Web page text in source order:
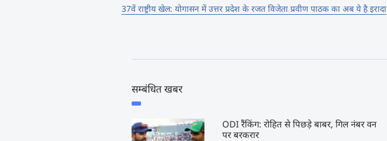
37वें राष्ट्रीय खेल: योगासन में उत्तर प्रदेश के रजत विजेता प्रवीण पाठक का अब ये है इरादा
सम्बंधित खबर
ODI रैंकिंग: रोहित से पिछड़े बाबर, गिल नंबर वन
पर बरकरार